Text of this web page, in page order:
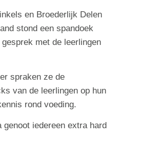
en Broederlijk Delen
stond een spandoek
met de leerlingen
spraken ze de
van de leerlingen op hun
rond voeding.
iedereen extra hard